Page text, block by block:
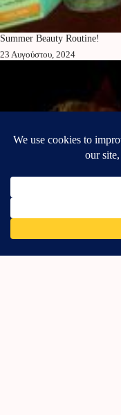
Summer Beauty Routine!
23 Αυγούστου, 2024